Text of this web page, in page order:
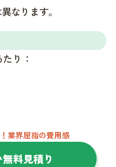
なります。
り：
業界屈指の費用感
料見積り